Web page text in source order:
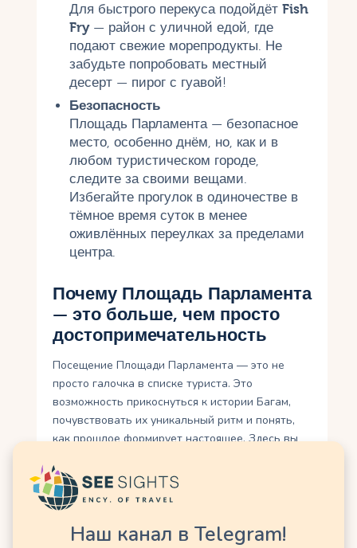
Для быстрого перекуса подойдёт Fish
Fry— район с уличной едой, где
подают свежие морепродукты. Не
забудьте попробовать местный
десерт — пирог с гуавой!
Безопасность
Площадь Парламента — безопасное
место, особенно днём, но, как и в
любом туристическом городе,
следите за своими вещами.
Избегайте прогулок в одиночестве в
тёмное время суток в менее
оживлённых переулках за пределами
центра.
Почему Площадь Парламента
— это больше, чем просто
достопримечательность
Посещение Площади Парламента — это не
просто галочка в списке туриста. Это
возможность прикоснуться к истории Багам,
почувствовать их уникальный ритм и понять,
как прошлое формирует настоящее. Здесь вы
сочетается с карибской энергией, как
официальные здания соседствуют с уличными
музыкантами, а статуя королевы Виктории
мирно смотрит на современных
Наш канал в Telegram!